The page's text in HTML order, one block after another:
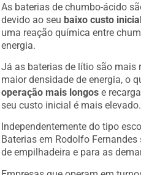
As baterias de chumbo-ácido
devido ao seu baixo custo
uma reação química entre
energia.
Já as baterias de lítio são mais
maior densidade de energia, o
operação mais longos e
seu custo inicial é mais elevado.
Independentemente do tipo
Baterias em Rodolfo
de empilhadeira e para as